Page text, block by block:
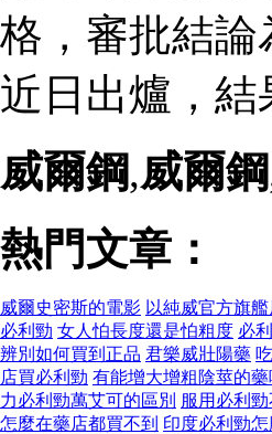
格，審批結論
近日出爐，
威爾鋼,威爾鋼
熱門文章：
威爾史密斯的電影 以純威官方旗
必利勁 女人怕長度還是怕粗度 必
辨別如何買到正品 君樂威壯陽藥
店買必利勁 有能增大增粗陰莖的藥
力必利勁萬艾可的區別 服用必利
怎麼在藥店都買不到 印度必利勁